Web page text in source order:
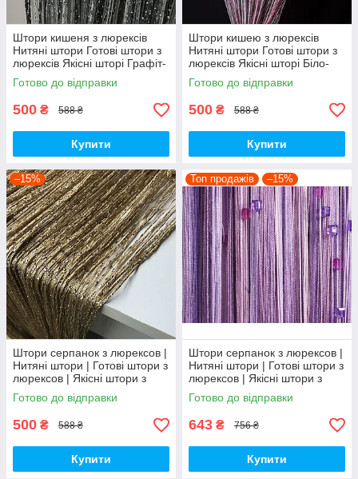
Штори кишеня з люрексів
Нитяні штори Готові штори з
люрексів Якісні шторі Графіт-
сіро-білі штори
Готово до відправки
500 ₴ 588 ₴
Купити
Штори кишею з люрексів
Нитяні штори Готові штори з
люрексів Якісні шторі Біло-
сіро-бордові штори
Готово до відправки
500 ₴ 588 ₴
Купити
–15%
Штори серпанок з люрексов |
Нитяні штори | Готові штори з
люрексов | Якісні штори з
люрексу | Білі штори
Готово до відправки
500 ₴ 588 ₴
Купити
Топ продажів –15%
Штори серпанок з люрексов |
Нитяні штори | Готові штори з
люрексов | Якісні штори з
люрексу | Кавові штори
Готово до відправки
643 ₴ 756 ₴
Купити